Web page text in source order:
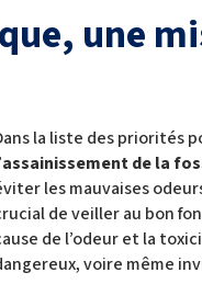
une
la liste des priorités
assainissement de la
les mauvaises
de veiller au bon
de l’odeur et la
voire même